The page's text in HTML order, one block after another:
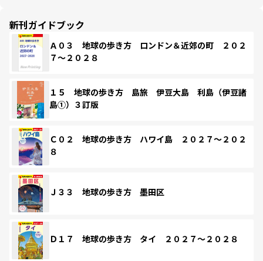
新刊ガイドブック
Ａ０３ 地球の歩き方 ロンドン＆近郊の町 ２０２
７～２０２８
１５ 地球の歩き方 島旅 伊豆大島 利島（伊豆諸
島①）３訂版
Ｃ０２ 地球の歩き方 ハワイ島 ２０２７～２０２
８
Ｊ３３ 地球の歩き方 墨田区
Ｄ１７ 地球の歩き方 タイ ２０２７～２０２８